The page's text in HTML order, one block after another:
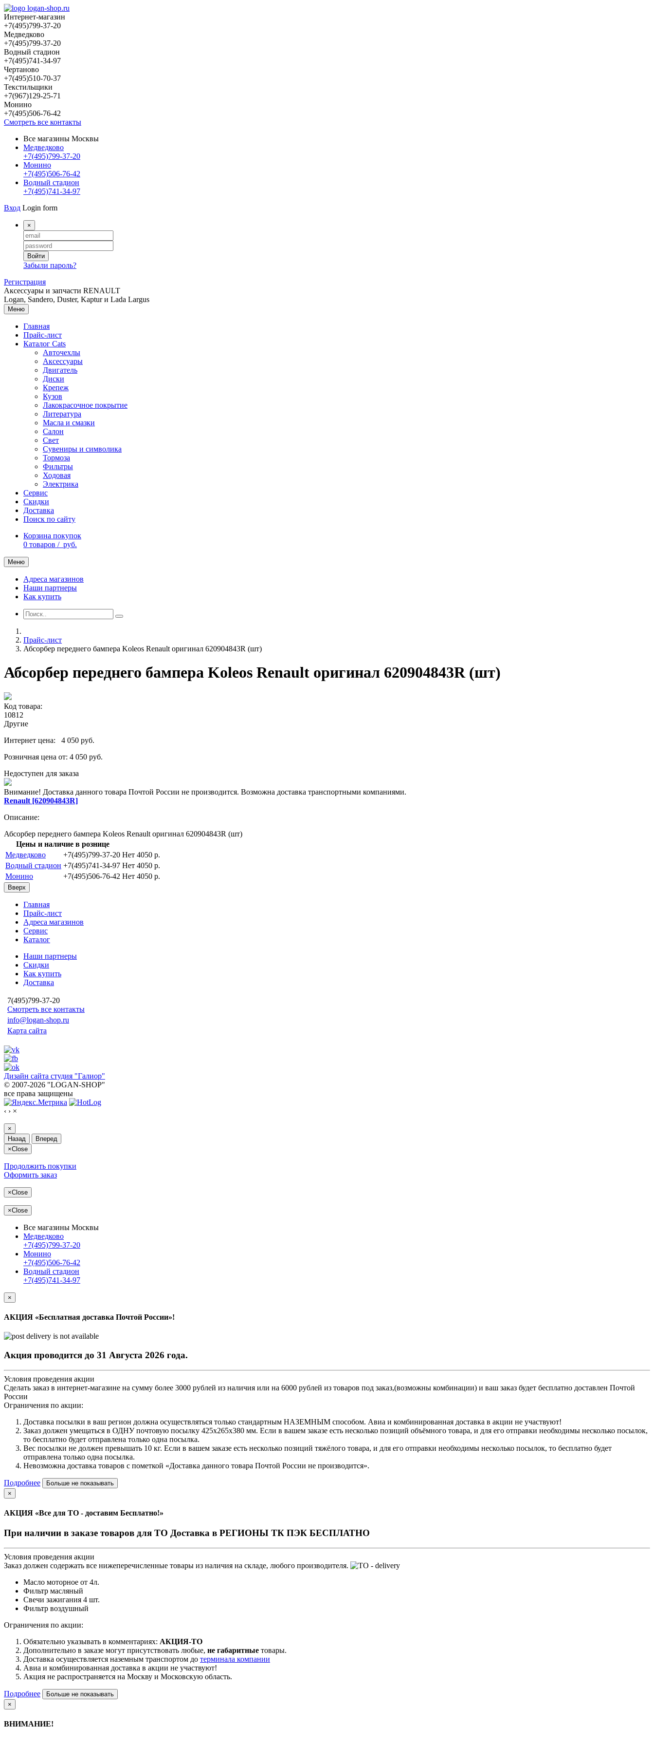
Интернет-магазин
+7(495)799-37-20
Медведково
+7(495)799-37-20
Водный стадион
+7(495)741-34-97
Чертаново
+7(495)510-70-37
Текстильщики
+7(967)129-25-71
Монино
+7(495)506-76-42
Смотреть все контакты
Все магазины Москвы
Медведково
+7(495)799-37-20
Монино
+7(495)506-76-42
Водный стадион
+7(495)741-34-97
Вход Login form
×
Войти
Забыли пароль?
Регистрация
Аксессуары и запчасти RENAULT
Logan, Sandero, Duster, Kaptur и Lada Largus
Меню
Главная
Прайс-лист
Каталог Cats
Авточехлы
Аксессуары
Двигатель
Диски
Крепеж
Кузов
Лакокрасочное покрытие
Литература
Масла и смазки
Салон
Свет
Сувениры и символика
Тормоза
Фильтры
Ходовая
Электрика
Сервис
Скидки
Доставка
Поиск по сайту
Корзина покупок
0 товаров / руб.
Меню
Адреса магазинов
Наши партнеры
Как купить
Прайс-лист
Абсорбер переднего бампера Koleos Renault оригинал 620904843R (шт)
Абсорбер переднего бампера Koleos Renault оригинал 620904843R (шт)
Код товара:
10812
Другие
Интернет цена: 4 050 руб.
Розничная цена от: 4 050 руб.
Недоступен для заказа
Внимание! Доставка данного товара Почтой России не производится. Возможна доставка транспортными компаниями.
Renault [620904843R]
Описание:
Абсорбер переднего бампера Koleos Renault оригинал 620904843R (шт)
Цены и наличие в рознице
Медведково
+7(495)799-37-20 Нет 4050 p.
Водный стадион +7(495)741-34-97 Нет 4050 p.
Монино
+7(495)506-76-42 Нет 4050 p.
Вверх
Главная
Прайс-лист
Адреса магазинов
Сервис
Каталог
Наши партнеры
Скидки
Как купить
Доставка
7(495)799-37-20
Смотреть все контакты
info@logan-shop.ru
Карта сайта
Дизайн сайта студия "Галиор"
© 2007-2026 "LOGAN-SHOP"
все права защищены
‹ › ×
×
Назад
Вперед
×Close
Продолжить покупки
Оформить заказ
×Close
×Close
Все магазины Москвы
Медведково
+7(495)799-37-20
Монино
+7(495)506-76-42
Водный стадион
+7(495)741-34-97
×
АКЦИЯ «Бесплатная доставка Почтой России»!
Акция проводится до 31 Августа 2026 года.
Условия проведения акции
Сделать заказ в интернет-магазине на сумму более 3000 рублей из наличия или на 6000 рублей из товаров под заказ,(возможны комбинации) и ваш заказ будет бесплатно доставлен Почтой
России
Ограничения по акции:
Доставка посылки в ваш регион должна осуществляться только стандартным НАЗЕМНЫМ способом. Авиа и комбинированная доставка в акции не участвуют!
Заказ должен умещаться в ОДНУ почтовую посылку 425х265х380 мм. Если в вашем заказе есть несколько позиций объёмного товара, и для его отправки необходимы несколько посылок,
то бесплатно будет отправлена только одна посылка.
Вес посылки не должен превышать 10 кг. Если в вашем заказе есть несколько позиций тяжёлого товара, и для его отправки необходимы несколько посылок, то бесплатно будет
отправлена только одна посылка.
Невозможна доставка товаров с пометкой «Доставка данного товара Почтой России не производится».
Подробнее
Больше не показывать
×
АКЦИЯ «Все для ТО - доставим Бесплатно!»
При наличии в заказе товаров для ТО Доставка в РЕГИОНЫ ТК ПЭК БЕСПЛАТНО
Условия проведения акции
Заказ должен содержать все нижеперечисленные товары из наличия на складе, любого производителя.
Масло моторное от 4л.
Фильтр масляный
Свечи зажигания 4 шт.
Фильтр воздушный
Ограничения по акции:
Обязательно указывать в комментариях: АКЦИЯ-ТО
Дополнительно в заказе могут присутствовать любые, не габаритные товары.
Доставка осуществляется наземным транспортом до терминала компании
Авиа и комбинированная доставка в акции не участвуют!
Акция не распространяется на Москву и Московскую область.
Подробнее
Больше не показывать
×
ВНИМАНИЕ!